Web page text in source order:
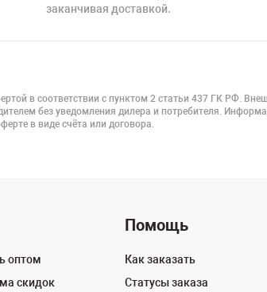
заканчивая доставкой.
в соответствии с пунктом 2 статьи 437 ГК РФ.
без уведомления дилера и потребителя.
в виде счёта или договора.
оптом
скидок
Помощь
Как заказать
Статусы заказа